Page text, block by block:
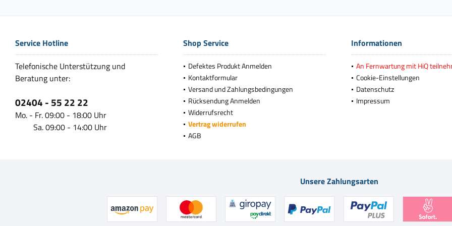
Service Hotline
Telefonische Unterstützung und
Beratung unter:
02404 - 55 22 22
Mo. - Fr. 09:00 - 18:00 Uhr
Sa. 09:00 - 14:00 Uhr
Shop Service
Defektes Produkt Anmelden
Kontaktformular
Versand und Zahlungsbedingungen
Rücksendung Anmelden
Widerrufsrecht
Vertrag widerrufen
AGB
Informationen
An Fernwartung mit HiQ
Cookie-Einstellungen
Datenschutz
Impressum
Unsere Zahlungsarten